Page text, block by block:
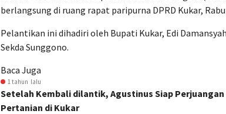
berlangsung di ruang rapat paripurna DPRD Kukar,
Pelantikan ini dihadiri oleh Bupati Kukar, Edi
Sekda Sunggono.
Baca Juga
1 tahun lalu
Setelah Kembali dilantik, Agustinus Siap
Pertanian di Kukar